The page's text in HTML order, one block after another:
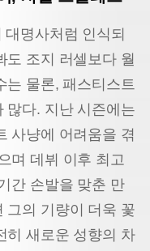
대명사처럼 인식되
도 조지 러셀보다 월
는 물론, 패스티스트
많다. 지난 시즌에는
사냥에 어려움을 겪
며 데뷔 이후 최고
간 손발을 맞춘 만
그의 기량이 더욱 꽃
히 새로운 성향의 차